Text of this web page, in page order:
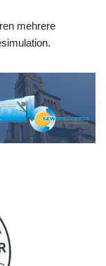
mehrere